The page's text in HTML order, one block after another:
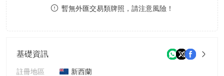
暫無外匯交易類牌照，請注意風險！
基礎資訊
註冊地區
新西蘭